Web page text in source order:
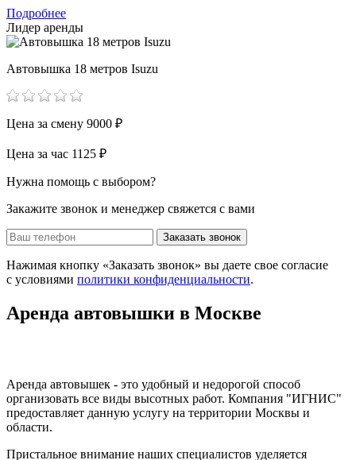
Подробнее
Лидер аренды
Автовышка 18 метров Isuzu
Цена за смену 9000 ₽
Цена за час 1125 ₽
Нужна помощь с выбором?
Закажите звонок и менеджер свяжется с вами
Заказать звонок
Нажимая кнопку «Заказать звонок» вы даете свое согласие
с условиями политики конфиденциальности.
Аренда автовышки в Москве
Аренда автовышек - это удобный и недорогой способ
организовать все виды высотных работ. Компания "ИГНИС"
предоставляет данную услугу на территории Москвы и
области.
Пристальное внимание наших специалистов уделяется